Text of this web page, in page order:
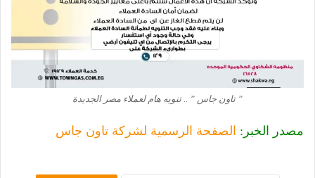
” تاون جاس ” .. تنويه هام لعملاء مصر الجديدة
مصدر الخبر: الصفحة الرسمية لشركة تاون جاس